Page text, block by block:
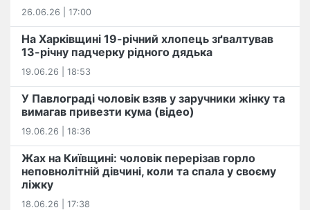
26.06.26 | 17:00
На Харківщині 19-річний хлопець​ ️зґвалтував
13-річну падчерку рідного дядька
19.06.26 | 18:53
У Павлограді чоловік взяв у заручники жінку та
вимагав привезти кума (відео)
19.06.26 | 18:36
Жах на Київщині: чоловік перерізав горло
неповнолітній дівчині, коли та спала у своєму
ліжку
18.06.26 | 17:38